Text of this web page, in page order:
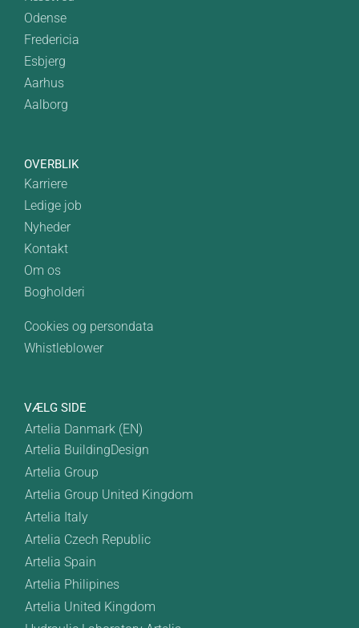
Odense
Fredericia
Esbjerg
Aarhus
Aalborg
OVERBLIK
Karriere
Ledige job
Nyheder
Kontakt
Om os
Bogholderi
Cookies og persondata
Whistleblower
VÆLG SIDE
Artelia Danmark (EN)
Artelia BuildingDesign
Artelia Group
Artelia Group United Kingdom
Artelia Italy
Artelia Czech Republic
Artelia Spain
Artelia Philipines
Artelia United Kingdom